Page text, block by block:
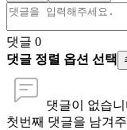
댓글 0
댓글 정렬 옵션 선택
댓글이 없습니
첫번째 댓글을 남겨